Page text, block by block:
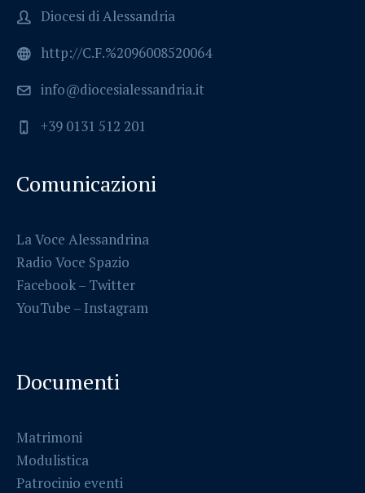
Diocesi di Alessandria
http://C.F.%2096008520064
info@diocesialessandria.it
+39 0131 512 201
Comunicazioni
La Voce Alessandrina
Radio Voce Spazio
Facebook– Twitter
YouTube – Instagram
Documenti
Matrimoni
Modulistica
Patrocinio eventi